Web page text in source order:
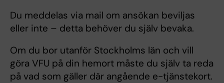
Du meddelas via mail om ansökan beviljas
eller inte – detta behöver du själv bevaka.
Om du bor utanför Stockholms län och vill
göra VFU på din hemort måste du själv ta reda
på vad som gäller där angående e-tjänstekort.